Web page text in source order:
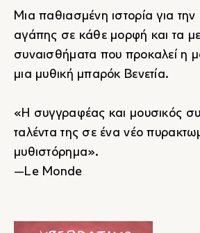
Μια παθιασμένη ιστορία για
αγάπης σε κάθε μορφή και τα
συναισθήματα που προκαλεί η
μια μυθική μπαρόκ Βενετία.
«Η συγγραφέας και μουσικός
ταλέντα της σε ένα νέο
μυθιστόρημα».
―Le Monde